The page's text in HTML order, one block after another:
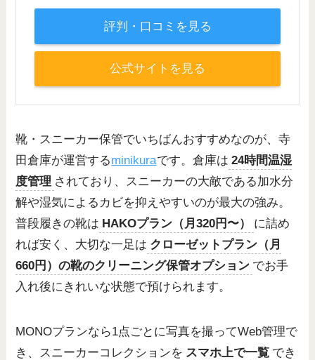
評判・口コミを見る
公式サイトを見る
靴・スニーカー保管でいちばんおすすめなのが、寺
田倉庫が運営するminikuraです。倉庫は 24時間温湿
度管理 されており、スニーカーの大敵である加水分
解や湿気によるカビを抑えやすいのが最大の強み。
普段履きの靴は HAKOプラン（月320円〜）
に詰め
れば安く、大切な一足は クローゼットプラン（月
660円）の靴のクリーニング保管オプション でお手
入れ後にきれいな状態で預けられます。
MONOプランなら1点ごとに写真を撮ってWeb管理で
き、スニーカーコレクションを スマホ上で一覧 でき